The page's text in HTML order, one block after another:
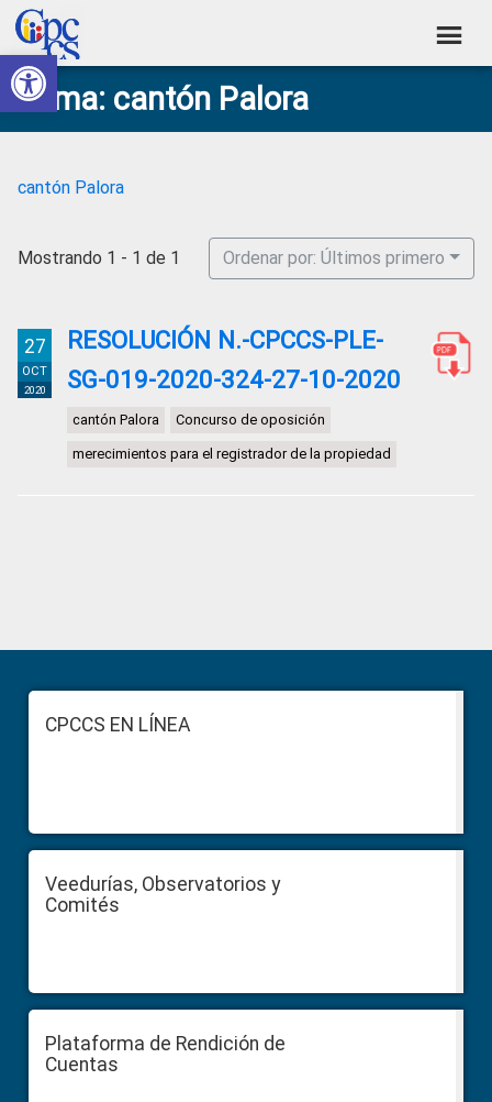
Abrir barra de herramientas
Skip
to
primary
navigation
Skip
to
main
content
Skip
to
primary
sidebar
Skip
to
footer
Consejo
de
Ciudadana
Control
Construyendo
Poder
Ciudadano
Tema: cantón Palora
cantón Palora
Mostrando 1 - 1 de 1 Ordenar por: Últimos primero
27
OCT
2020
RESOLUCIÓN N.-CPCCS-PLE-
SG-019-2020-324-27-10-2020
cantón Palora Concurso de oposición
merecimientos para el registrador de la propiedad
Sidebar
FooterCPCCS EN LÍNEA
Veedurías, Observatorios y
Comités
Plataforma de Rendición de
Cuentas